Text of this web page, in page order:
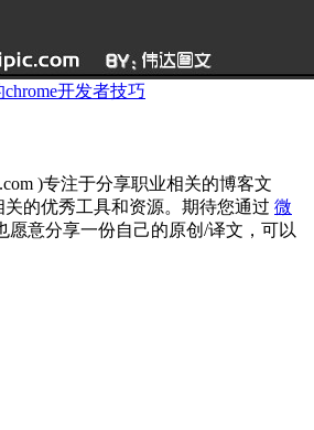
开发者技巧
)专注于分享职业相关的博客文
的优秀工具和资源。期待您通过 微
愿意分享一份自己的原创/译文，可以